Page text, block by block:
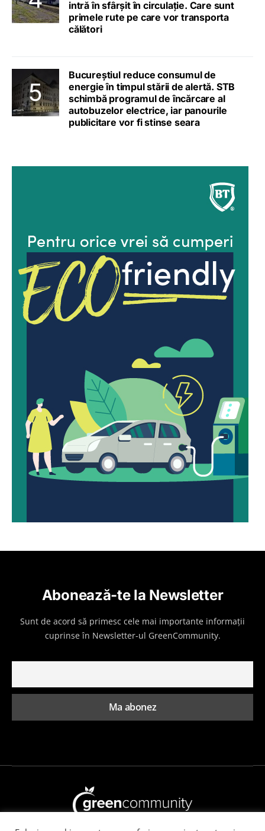
intră în sfârșit în circulație. Care sunt
primele rute pe care vor transporta
călători
Bucureștiul reduce consumul de
energie în timpul stării de alertă. STB
schimbă programul de încărcare al
autobuzelor electrice, iar panourile
publicitare vor fi stinse seara
Abonează-te la Newsletter
Sunt de acord să primesc cele mai importante informații
cuprinse în Newsletter-ul GreenCommunity.